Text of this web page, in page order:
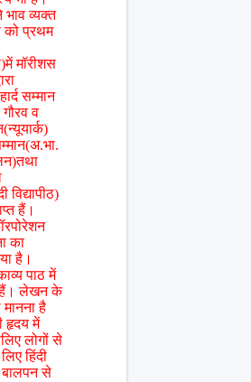
भाव व्यक्त
को प्रथम
मॉरीशस
सम्मान
गौरव व
विद्यापीठ)
हैं।
का
है।
पाठ में
हैं। लेखन के
है
हृदय में
लोगों से
हिंदी
बालपन से